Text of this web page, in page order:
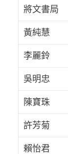
將文書局
黃純慧
李麗鈴
吳明忠
陳寶珠
許芳菊
賴怡君